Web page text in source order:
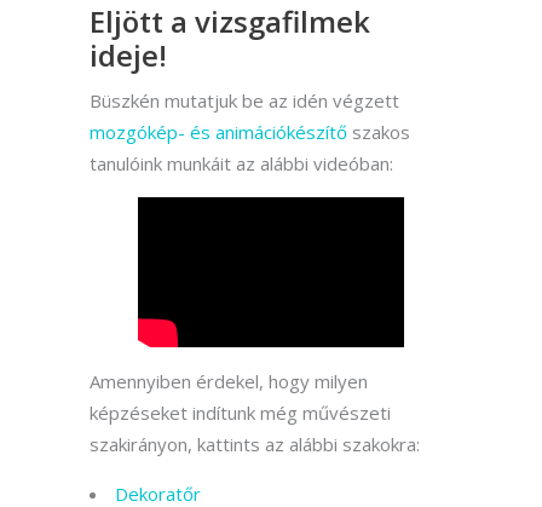
Eljött a vizsgafilmek
ideje!
Büszkén mutatjuk be az idén végzett
mozgókép- és animációkészítő szakos
tanulóink munkáit az alábbi videóban:
Amennyiben érdekel, hogy milyen
képzéseket indítunk még művészeti
szakirányon, kattints az alábbi szakokra:
Dekoratőr